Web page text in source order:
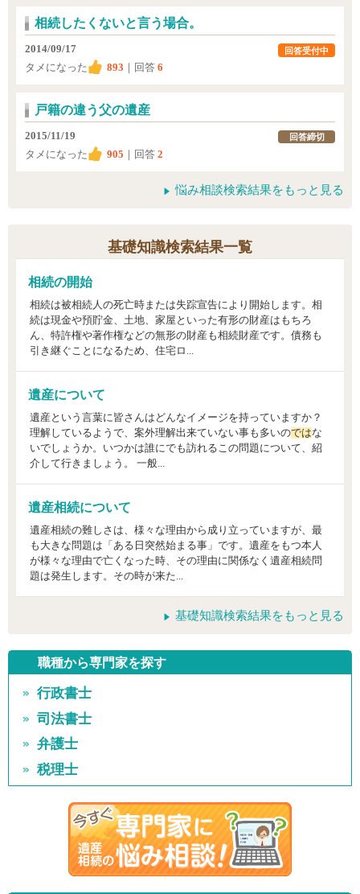
相続したくないと言う場合。
2014/09/17
タメになった
893 ｜回答 6
回答受付中
戸籍の違う父の遺産
2015/11/19
タメになった
905 ｜回答 2
回答締切
悩み相談検索結果をもっと見る
基礎知識検索結果一覧
相続の開始
相続は被相続人の死亡時または失踪宣告により開始します。相
続は現金や預貯金、土地、家屋といった有形の財産はもちろ
ん、特許権や著作権などの無形の財産も相続財産です。債務も
引き継ぐことになるため、住宅ロ...
遺産について
遺産という言葉に皆さんはどんなイメージを持っていますか？
理解しているようで、案外理解出来ていない事も多いのではな
いでしょうか。いつかは誰にでも訪れるこの問題について、紹
介して行きましょう。 一般...
遺産相続について
遺産相続の難しさは、様々な理由から成り立っていますが、最
も大きな問題は「ある日突然始まる事」です。遺産をもつ本人
が様々な理由で亡くなった時、その理由に関係なく遺産相続問
題は発生します。その時が来た...
基礎知識検索結果をもっと見る
職種から専門家を探す
行政書士
司法書士
弁護士
税理士